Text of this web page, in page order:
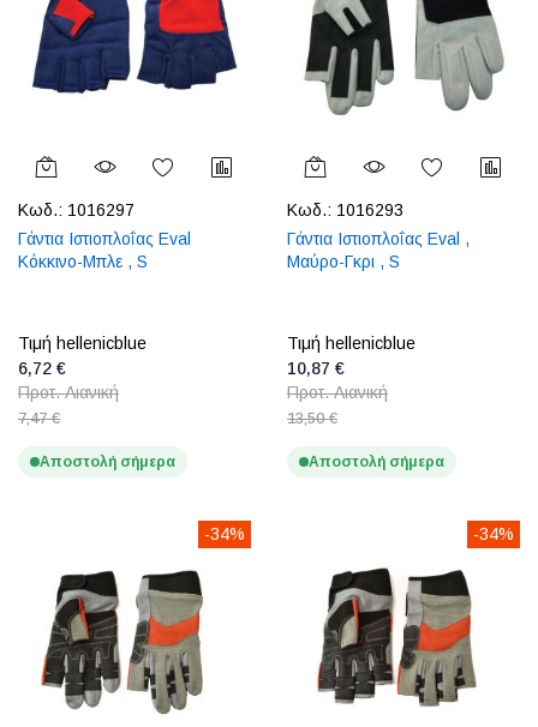
Κωδ.: 1016297
Γάντια Ιστιοπλοΐας Eval
Κόκκινο-Μπλε , S
Τιμή hellenicblue
6,72 €
Προτ. Λιανική
7,47 €
Αποστολή σήμερα
Κωδ.: 1016293
Γάντια Ιστιοπλοΐας Eval ,
Μαύρο-Γκρι , S
Τιμή hellenicblue
10,87 €
Προτ. Λιανική
13,50 €
Αποστολή σήμερα
-34% -34%